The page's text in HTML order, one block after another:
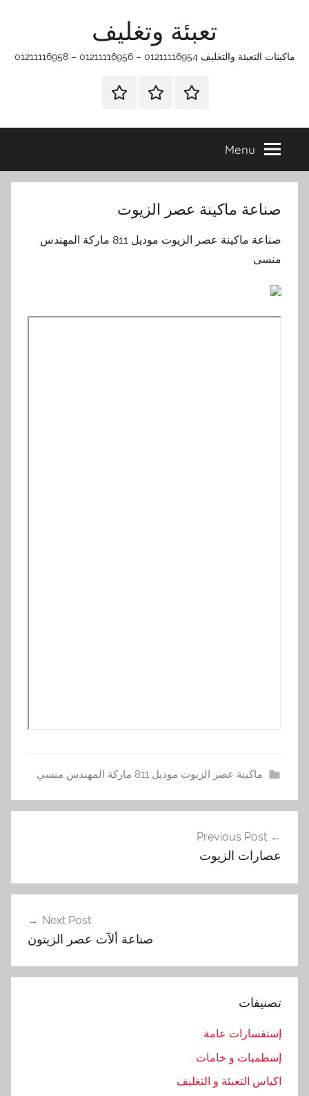
تعبئة وتغليف
ماكينات التعبئة والتغليف 01211116954 – 01211116956 – 01211116958
الرئيسيةماكينات
وتغليف
اتـصـل
في
التي
Menu
صناعة ماكينة عصر الزيوت
صناعة ماكينة عصر الزيوت موديل 811 ماركة المهندس
منسى
ماكينة عصر الزيوت موديل 811 ماركة المهندس منسي
ا
و
ة
,
ع
ص
ر
المقالات
Previous Post
عصارات الزيوت
Next Post
‫صناعة ألآت عصر الزيتون‬
تصنيفات
إستفسارات عامة
إسطمبات و خامات
اكياس التعبئة و التغليف